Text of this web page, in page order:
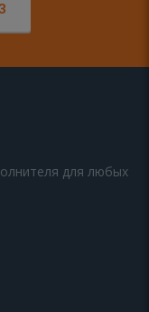
для любых